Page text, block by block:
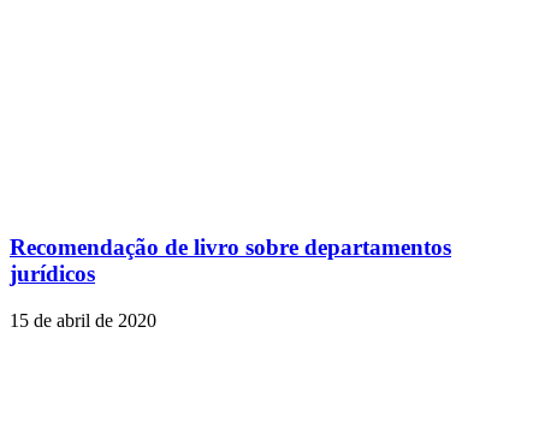
Recomendação de livro sobre departamentos
jurídicos
15 de abril de 2020